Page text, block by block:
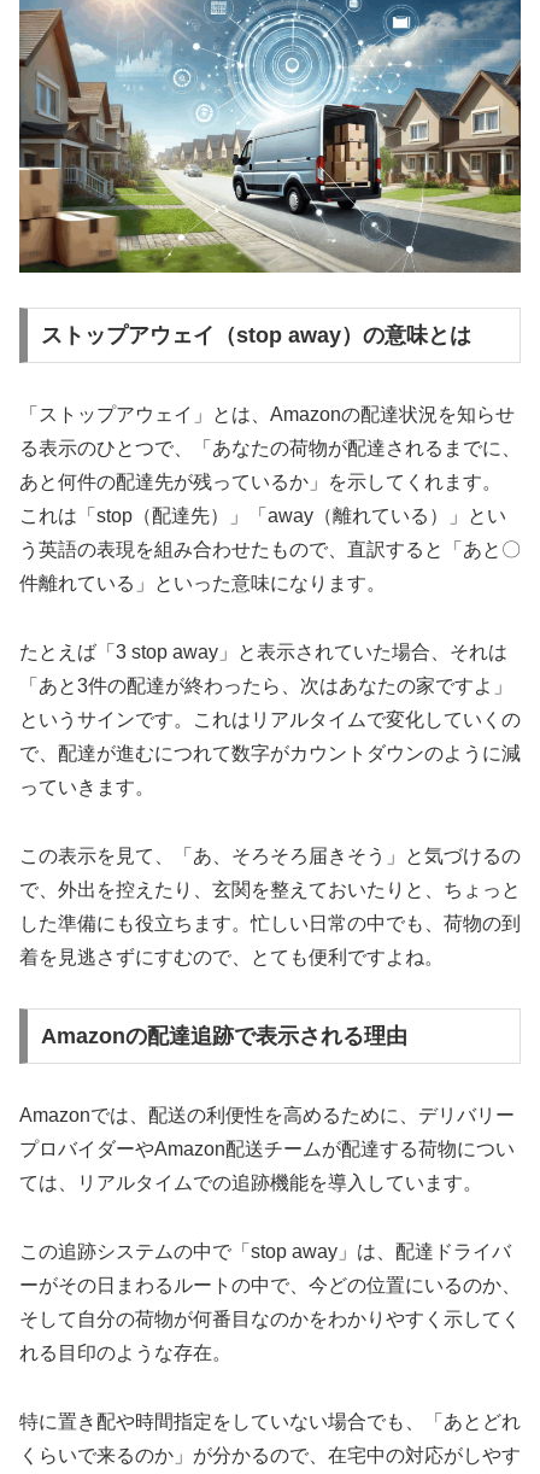
ストップアウェイ（stop away）の意味とは
「ストップアウェイ」とは、Amazonの配達状況を知らせ
る表示のひとつで、「あなたの荷物が配達されるまでに、
あと何件の配達先が残っているか」を示してくれます。
これは「stop（配達先）」「away（離れている）」とい
う英語の表現を組み合わせたもので、直訳すると「あと〇
件離れている」といった意味になります。
たとえば「3 stop away」と表示されていた場合、それは
「あと3件の配達が終わったら、次はあなたの家ですよ」
というサインです。これはリアルタイムで変化していくの
で、配達が進むにつれて数字がカウントダウンのように減
っていきます。
この表示を見て、「あ、そろそろ届きそう」と気づけるの
で、外出を控えたり、玄関を整えておいたりと、ちょっと
した準備にも役立ちます。忙しい日常の中でも、荷物の到
着を見逃さずにすむので、とても便利ですよね。
Amazonの配達追跡で表示される理由
Amazonでは、配送の利便性を高めるために、デリバリー
プロバイダーやAmazon配送チームが配達する荷物につい
ては、リアルタイムでの追跡機能を導入しています。
この追跡システムの中で「stop away」は、配達ドライバ
ーがその日まわるルートの中で、今どの位置にいるのか、
そして自分の荷物が何番目なのかをわかりやすく示してく
れる目印のような存在。
特に置き配や時間指定をしていない場合でも、「あとどれ
くらいで来るのか」が分かるので、在宅中の対応がしやす